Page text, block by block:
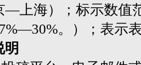
—上海）；标示数值
。）；表示
明